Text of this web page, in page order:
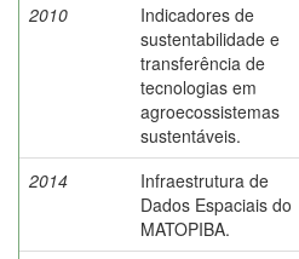
2010
Indicadores de
sustentabilidade e
transferência de
tecnologias em
agroecossistemas
sustentáveis.
2014
Infraestrutura de
Dados Espaciais do
MATOPIBA.